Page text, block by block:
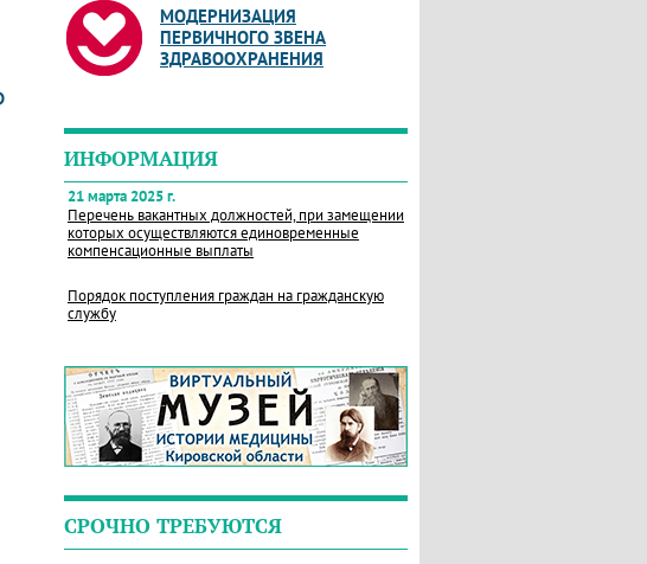
МОДЕРНИЗАЦИЯ
ПЕРВИЧНОГО ЗВЕНА
ЗДРАВООХРАНЕНИЯ
ИНФОРМАЦИЯ
21 марта 2025 г.
Перечень вакантных должностей, при замещении
которых осуществляются единовременные
компенсационные выплаты
Порядок поступления граждан на гражданскую
службу
СРОЧНО ТРЕБУЮТСЯ